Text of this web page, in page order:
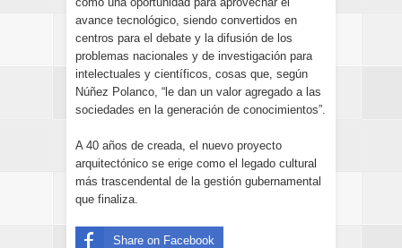
avance tecnológico, siendo convertidos en
centros para el debate y la difusión de los
problemas nacionales y de investigación para
intelectuales y científicos, cosas que, según
Núñez Polanco, “le dan un valor agregado a las
sociedades en la generación de conocimientos”.
A 40 años de creada, el nuevo proyecto
arquitectónico se erige como el legado cultural
más trascendental de la gestión gubernamental
que finaliza.
Share on Facebook